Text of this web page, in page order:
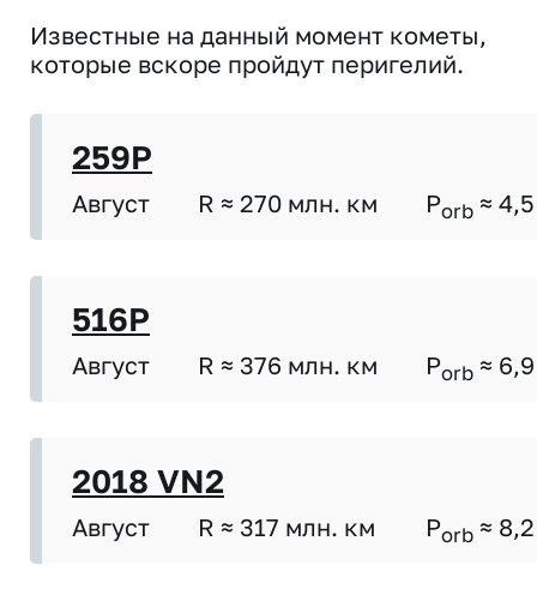
Известные на данный момент кометы,
которые вскоре пройдут перигелий.
259P
Август R ≈ 270 млн. км Porb ≈ 4,5
516P
Август R ≈ 376 млн. км Porb ≈ 6,9
2018 VN2
Август R ≈ 317 млн. км Porb ≈ 8,2